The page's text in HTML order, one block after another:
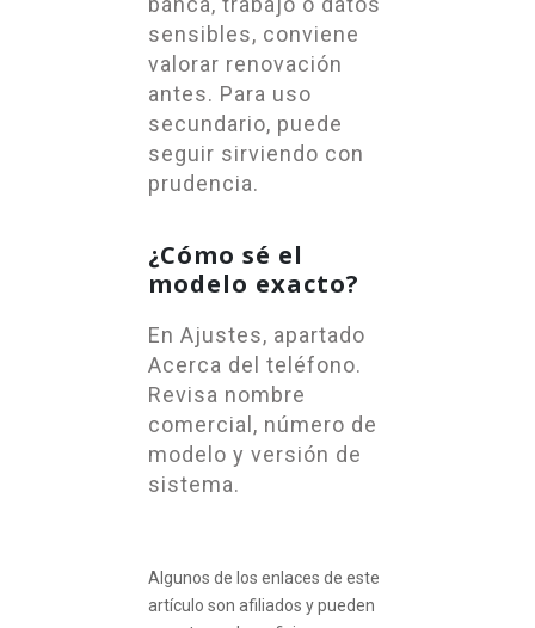
sensibles, conviene
valorar renovación
antes. Para uso
secundario, puede
seguir sirviendo con
prudencia.
¿Cómo sé el
modelo exacto?
En Ajustes, apartado
Acerca del teléfono.
Revisa nombre
comercial, número de
modelo y versión de
sistema.
Algunos de los enlaces de este
artículo son afiliados y pueden